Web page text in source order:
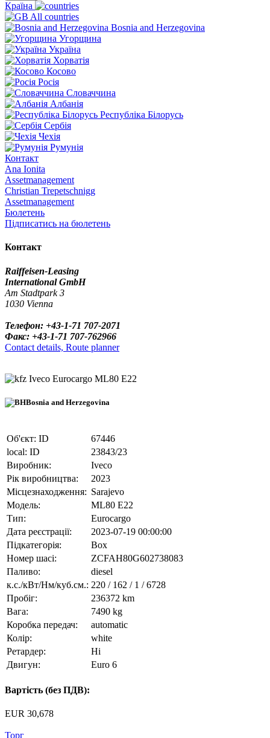
Країна
All countries
Bosnia and Herzegovina
Угорщина
Україна
Хорватія
Косово
Росія
Словаччина
Албанія
Республіка Білорусь
Сербія
Чехія
Румунія
Контакт
Ana Ionita
Assetmanagement
Christian Trepetschnigg
Assetmanagement
Бюлетень
Підписатись на бюлетень
Контакт
Raiffeisen-Leasing
International GmbH
Am Stadtpark 3
1030 Vienna
Телефон: +43-1-71 707-2071
Факс: +43-1-71 707-762966
Contact details, Route planner
Iveco Eurocargo ML80 E22
Bosnia and Herzegovina
Об'єкт: ID
67446
local: ID
23843/23
Виробник:
Iveco
Рік виробництва:
2023
Місцезнаходження: Sarajevo
Модель:
ML80 E22
Тип:
Eurocargo
Дата реєстрації:
2023-07-19 00:00:00
Підкатегорія:
Box
Номер шасі:
ZCFAH80G602738083
Паливо:
diesel
к.с./кВт/Нм/куб.см.: 220 / 162 / 1 / 6728
Пробіг:
236372 km
Вага:
7490 kg
Коробка передач:
automatic
Колір:
white
Ретардер:
Ні
Двигун:
Euro 6
Вартість (без ПДВ):
EUR 30,678
Торг